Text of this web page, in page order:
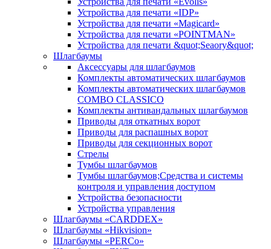
Устройства для печати «IDP»
Устройства для печати «Magicard»
Устройства для печати «POINTMAN»
Устройства для печати &quot;Seaory&quot;
Шлагбаумы
Аксессуары для шлагбаумов
Комплекты автоматических шлагбаумов
Комплекты автоматических шлагбаумов
COMBO CLASSICO
Комплекты антивандальных шлагбаумов
Приводы для откатных ворот
Приводы для распашных ворот
Приводы для секционных ворот
Стрелы
Тумбы шлагбаумов
Тумбы шлагбаумов;Средства и системы
контроля и управления доступом
Устройства безопасности
Устройства управления
Шлагбаумы «CARDDEX»
Шлагбаумы «Hikvision»
Шлагбаумы «PERCo»